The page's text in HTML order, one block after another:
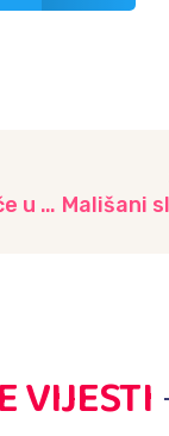
Šumske priče u vrtiću “Trešnjica”: Jež kao inspiracija za igru i učenje
VIJESTI